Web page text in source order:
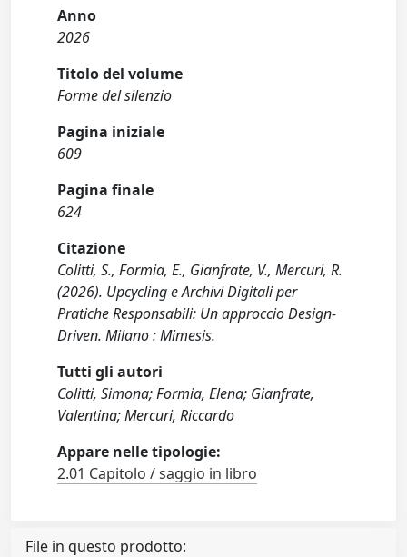
Anno
2026
Titolo del volume
Forme del silenzio
Pagina iniziale
609
Pagina finale
624
Citazione
Colitti, S., Formia, E., Gianfrate, V., Mercuri, R.
(2026). Upcycling e Archivi Digitali per
Pratiche Responsabili: Un approccio Design-
Driven. Milano : Mimesis.
Tutti gli autori
Colitti, Simona; Formia, Elena; Gianfrate,
Valentina; Mercuri, Riccardo
Appare nelle tipologie:
2.01 Capitolo / saggio in libro
File in questo prodotto: